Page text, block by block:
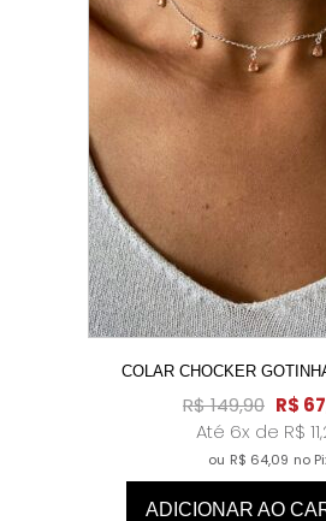
COLAR CHOCKER
R$149,90 R$
Até 6x de R$
ou R$ 64,09 no
ADICIONAR AO